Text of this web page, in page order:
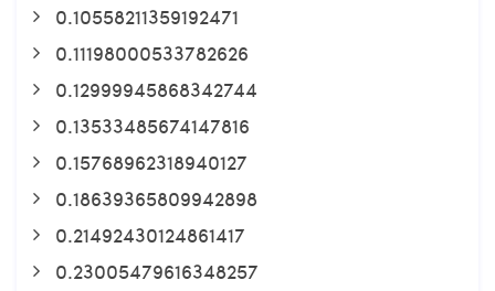
0.10558211359192471
0.11198000533782626
0.12999945868342744
0.13533485674147816
0.15768962318940127
0.18639365809942898
0.21492430124861417
0.23005479616348257